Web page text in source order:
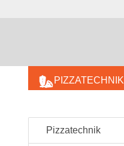
PIZZATECHNIK
Pizzatechnik